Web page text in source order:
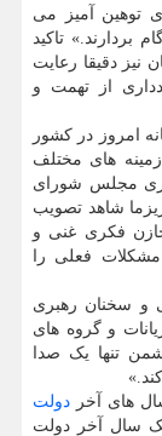
توهین آمیز می
بردارند.» تاکید
دقیقا رعایت
از تهمت و
امروز در کشور
های مختلف
مجلس شورای
شاهد تصویب
فکری غنی و
مشکلات فعلی را
و سخنان رهبری
و گروه های
تنها یک صدا
های آخر دولت
سال آخر دولت